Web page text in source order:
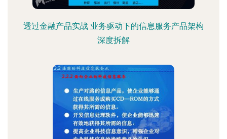
透过金融产品实战 业务驱动下的信息服务产品架构
深度拆解